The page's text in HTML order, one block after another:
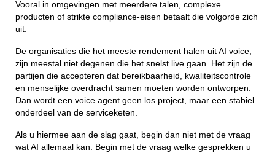
Vooral in omgevingen met meerdere talen, complexe
producten of strikte compliance-eisen betaalt die volgorde zich
uit.
De organisaties die het meeste rendement halen uit AI voice,
zijn meestal niet degenen die het snelst live gaan. Het zijn de
partijen die accepteren dat bereikbaarheid, kwaliteitscontrole
en menselijke overdracht samen moeten worden ontworpen.
Dan wordt een voice agent geen los project, maar een stabiel
onderdeel van de serviceketen.
Als u hiermee aan de slag gaat, begin dan niet met de vraag
wat AI allemaal kan. Begin met de vraag welke gesprekken u